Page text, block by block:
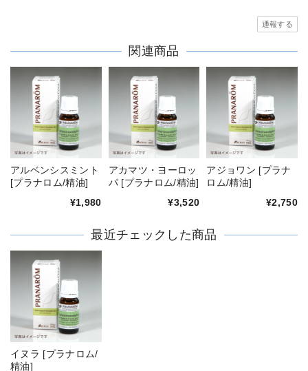
通報する
関連商品
アルベンシスミント
[プラナロム/精油]
¥1,980
アカマツ・ヨーロッ
パ [プラナロム/精油]
¥3,520
アジョワン [プラナ
ロム/精油]
¥2,750
最近チェックした商品
イヌラ [プラナロム/
精油]